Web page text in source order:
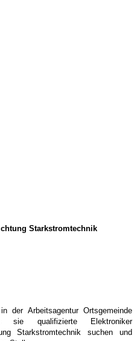
Starkstromtechnik
der Arbeitsagentur Ortsgemeinde
qualifizierte Elektroniker
Starkstromtechnik suchen und